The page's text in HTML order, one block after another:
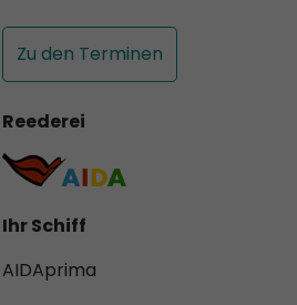
Zu den Terminen
Reederei
Ihr Schiff
AIDAprima